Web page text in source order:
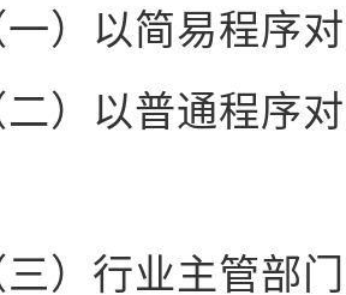
一）以简易程序
二）以普通程序
三）行业主管部